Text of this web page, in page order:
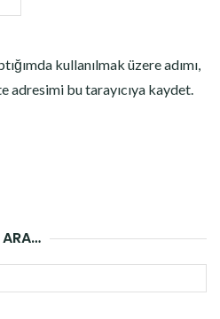
kullanılmak üzere adımı,
adresimi bu tarayıcıya kaydet.
ARA…